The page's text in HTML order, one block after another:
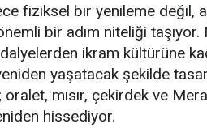
fiziksel bir yenileme değil,
bir adım niteliği
ikram kültürüne
yaşatacak şekilde
mısır, çekirdek ve
hissediyor.